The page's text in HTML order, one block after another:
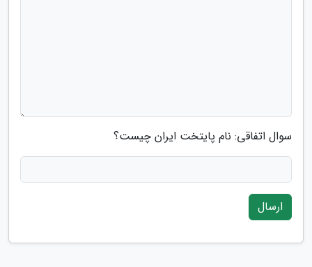
سوال اتفاقی: نام پایتخت ایران چیست؟
ارسال